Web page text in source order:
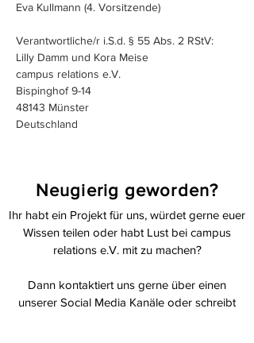
Eva Kullmann (4. Vorsitzende)
Verantwortliche/r i.S.d. § 55 Abs. 2 RStV:
Lilly Damm und Kora Meise
campus relations e.V.
Bispinghof 9-14
48143 Münster
Deutschland
Neugierig geworden?
Ihr habt ein Projekt für uns, würdet gerne euer
Wissen teilen oder habt Lust bei campus
relations e.V. mit zu machen?
Dann kontaktiert uns gerne über einen
unserer Social Media Kanäle oder schreibt